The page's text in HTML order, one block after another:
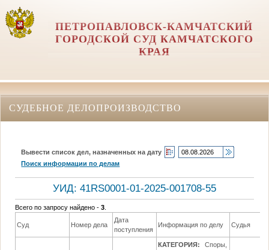
ПЕТРОПАВЛОВСК-КАМЧАТСКИЙ
ГОРОДСКОЙ СУД КАМЧАТСКОГО
КРАЯ
СУДЕБНОЕ ДЕЛОПРОИЗВОДСТВО
Вывести список дел, назначенных на дату
Поиск информации по делам
УИД: 41RS0001-01-2025-001708-55
Всего по запросу найдено -3
Суд Номер дела
Дата
поступления
Информация по делу Судья
КАТЕГОРИЯ:
Споры,